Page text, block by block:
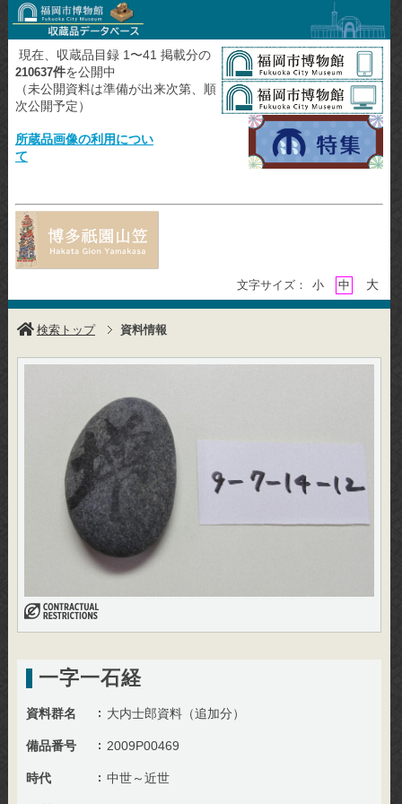
現在、収蔵品目録 1〜41 掲載分の
210637件を公開中
（未公開資料は準備が出来次第、順
次公開予定）
所蔵品画像の利用につい
て
文字サイズ： 小 中 大
検索トップ 資料情報
一字一石経
資料群名 大内士郎資料（追加分）
備品番号 2009P00469
時代 中世～近世